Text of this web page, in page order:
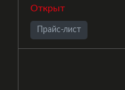
Открыт
Прайс-лист